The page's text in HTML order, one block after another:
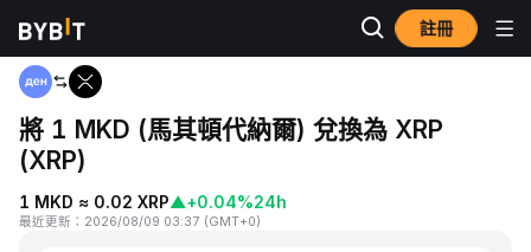
註冊
首頁 MKD to XRP
將 1 MKD (馬其頓代納爾) 兌換為 XRP
(XRP)
1 MKD ≈ 0.02 XRP▲+0.04%24h
最近更新 ： 2026/08/09 03:37 (GMT+0)